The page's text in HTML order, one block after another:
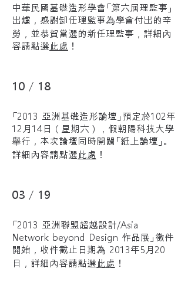
中華民國基礎造形學會「第六屆理監事」
出爐，感謝卸任理監事為學會付出的辛
勞，並恭賀當選的新任理監事，詳細內
容請點選此處 ！
10 / 18
「2013 亞洲基礎造形論壇」預定於102年
12月14日（星期六），假朝陽科技大學
舉行，本次論壇同時開闢「紙上論壇」。
詳細內容請點選此處 ！
03 / 19
「2013 亞洲聯盟超越設計/Asia
Network beyond Design 作品展」徵件
開始，收件截止日期為 2013年5月20
日，詳細內容請點選此處 ！